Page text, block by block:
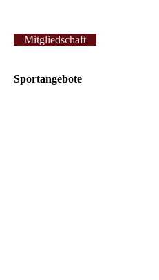
Mitgliedschaft
Sportangebote